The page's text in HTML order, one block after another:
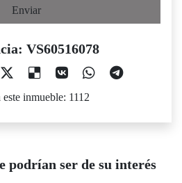
Enviar
VS60516078
este inmueble: 1112
podrían ser de su interés